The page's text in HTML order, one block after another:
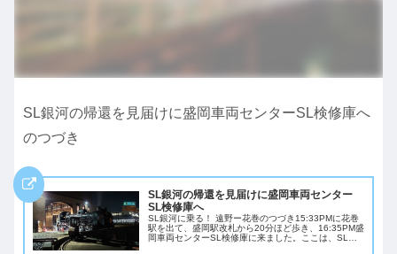
SL銀河の帰還を見届けに盛岡車両センターSL検修庫へ
のつづき
SL銀河の帰還を見届けに盛岡車両センター
SL検修庫へ
SL銀河に乗る！ 遠野ー花巻のつづき15:33PMに花巻
駅を出て、盛岡駅改札から20分ほど歩き、16:35PM盛
岡車両センターSL検修庫に来ました。ここは、SL銀